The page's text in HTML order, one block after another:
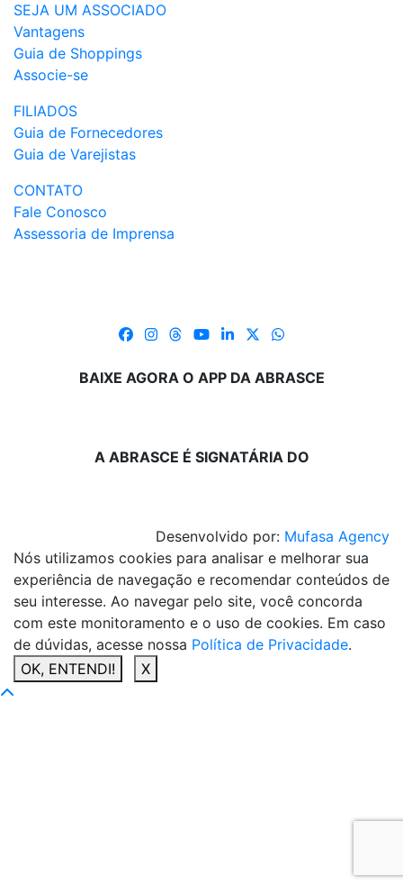
SEJA UM ASSOCIADO
Vantagens
Guia de Shoppings
Associe-se
FILIADOS
Guia de Fornecedores
Guia de Varejistas
CONTATO
Fale Conosco
Assessoria de Imprensa
BAIXE AGORA O APP DA ABRASCE
A ABRASCE É SIGNATÁRIA DO
Desenvolvido por: Mufasa Agency
Nós utilizamos cookies para analisar e melhorar sua
experiência de navegação e recomendar conteúdos de
seu interesse. Ao navegar pelo site, você concorda
com este monitoramento e o uso de cookies. Em caso
de dúvidas, acesse nossa Política de Privacidade.
OK, ENTENDI!
X